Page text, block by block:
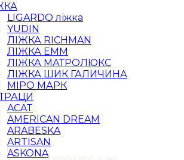
LIGARDO ліжка
YUDIN
ЛІЖКА RICHMAN
ЛІЖКА ЕММ
ЛІЖКА МАТРОЛЮКС
ЛІЖКА ШИК ГАЛИЧИНА
МІРО МАРК
ACAT
AMERICAN DREAM
ARABESKA
ARTISAN
ASKONA